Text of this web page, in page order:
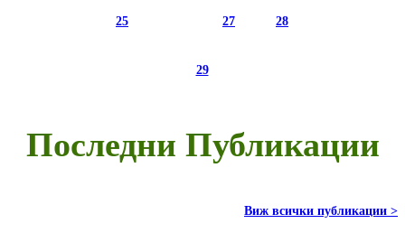
25 27 28
29
Последни Публикации
Виж всички публикации >